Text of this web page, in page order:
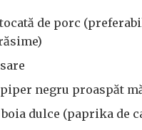
de porc
negru proaspăt
dulce (paprika de